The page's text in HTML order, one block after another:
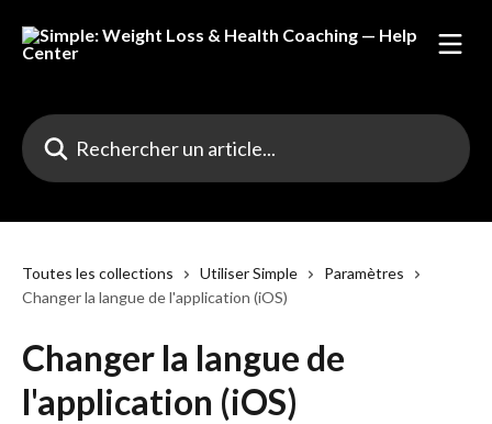
Rechercher un article...
Toutes les collections Utiliser Simple
Paramètres
Changer la langue de l'application (iOS)
Changer la langue de
l'application (iOS)